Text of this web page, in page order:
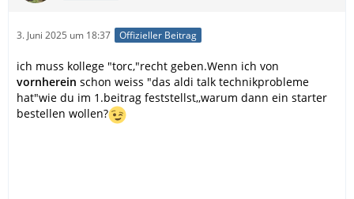
3. Juni 2025 um 18:37 Offizieller Beitrag
ich muss kollege "torc,"recht geben.Wenn ich von
vornherein schon weiss "das aldi talk technikprobleme
hat"wie du im 1.beitrag feststellst,,warum dann ein starter
bestellen wollen?